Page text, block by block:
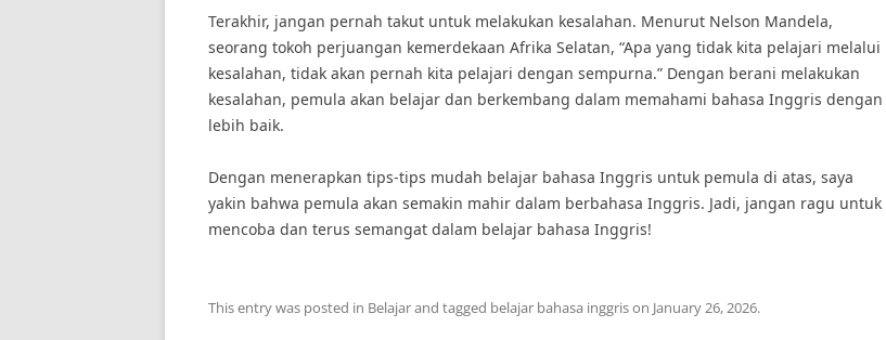
Terakhir, jangan pernah takut untuk melakukan kesalahan. Menurut Nelson Mandela,
seorang tokoh perjuangan kemerdekaan Afrika Selatan, “Apa yang tidak kita pelajari melalui
kesalahan, tidak akan pernah kita pelajari dengan sempurna.” Dengan berani melakukan
kesalahan, pemula akan belajar dan berkembang dalam memahami bahasa Inggris dengan
lebih baik.
Dengan menerapkan tips-tips mudah belajar bahasa Inggris untuk pemula di atas, saya
yakin bahwa pemula akan semakin mahir dalam berbahasa Inggris. Jadi, jangan ragu untuk
mencoba dan terus semangat dalam belajar bahasa Inggris!
This entry was posted in Belajarand tagged belajar bahasa inggrison January 26, 2026.